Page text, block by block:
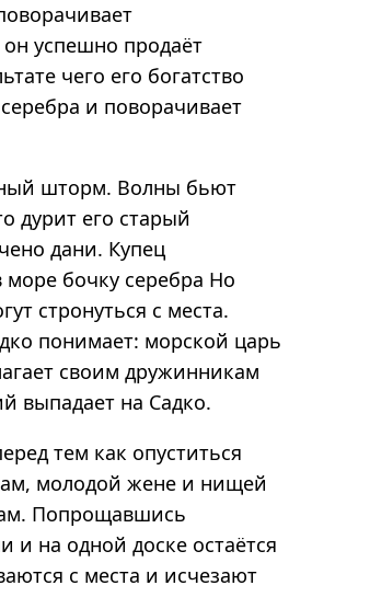
успешно продаёт
чего его богатство
и поворачивает
шторм. Волны бьют
дурит его старый
дани. Купец
бочку серебра Но
стронуться с места.
понимает: морской царь
своим дружинникам
выпадает на Садко.
тем как опуститься
молодой жене и нищей
Попрощавшись
и на одной доске остаётся
с места и исчезают